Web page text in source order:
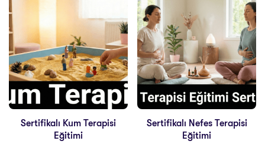
Sertifikalı Kum Terapisi
Eğitimi
Sertifikalı Nefes Terapisi
Eğitimi